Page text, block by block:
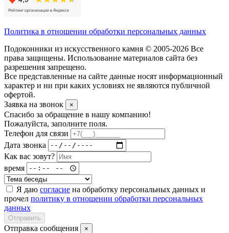
Политика в отношении обработки персональных данных
Подоконники из искусственного камня © 2005-2026 Все
права защищены. Использование материалов сайта без
разрешения запрещено.
Все представленные на сайте данные носят информационный
характер и ни при каких условиях не являются публичной
офертой.
Заявка на звонок
×
Спасибо за обращение в нашу компанию!
Пожалуйста, заполните поля.
Телефон для связи
Дата звонка
Как вас зовут?
время
Я даю согласие на обработку персональных данных и
прочел политику в отношении обработки персональных
данных
Отправить
Отправка сообщения ×